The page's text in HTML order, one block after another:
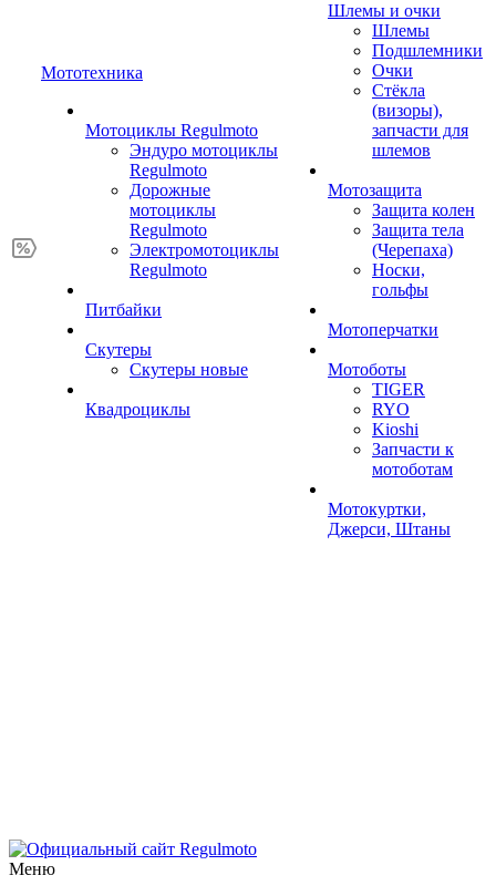
Мототехника
Мотоциклы Regulmoto
Эндуро мотоциклы
Regulmoto
Дорожные
мотоциклы
Regulmoto
Электромотоциклы
Regulmoto
Питбайки
Скутеры
Скутеры новые
Квадроциклы
Шлемы и очки
Шлемы
Подшлемники
Очки
Стёкла
(визоры),
запчасти для
шлемов
Мотозащита
Защита колен
Защита тела
(Черепаха)
Носки,
гольфы
Мотоперчатки
Мотоботы
TIGER
RYO
Kioshi
Запчасти к
мотоботам
Мотокуртки,
Джерси, Штаны
Меню